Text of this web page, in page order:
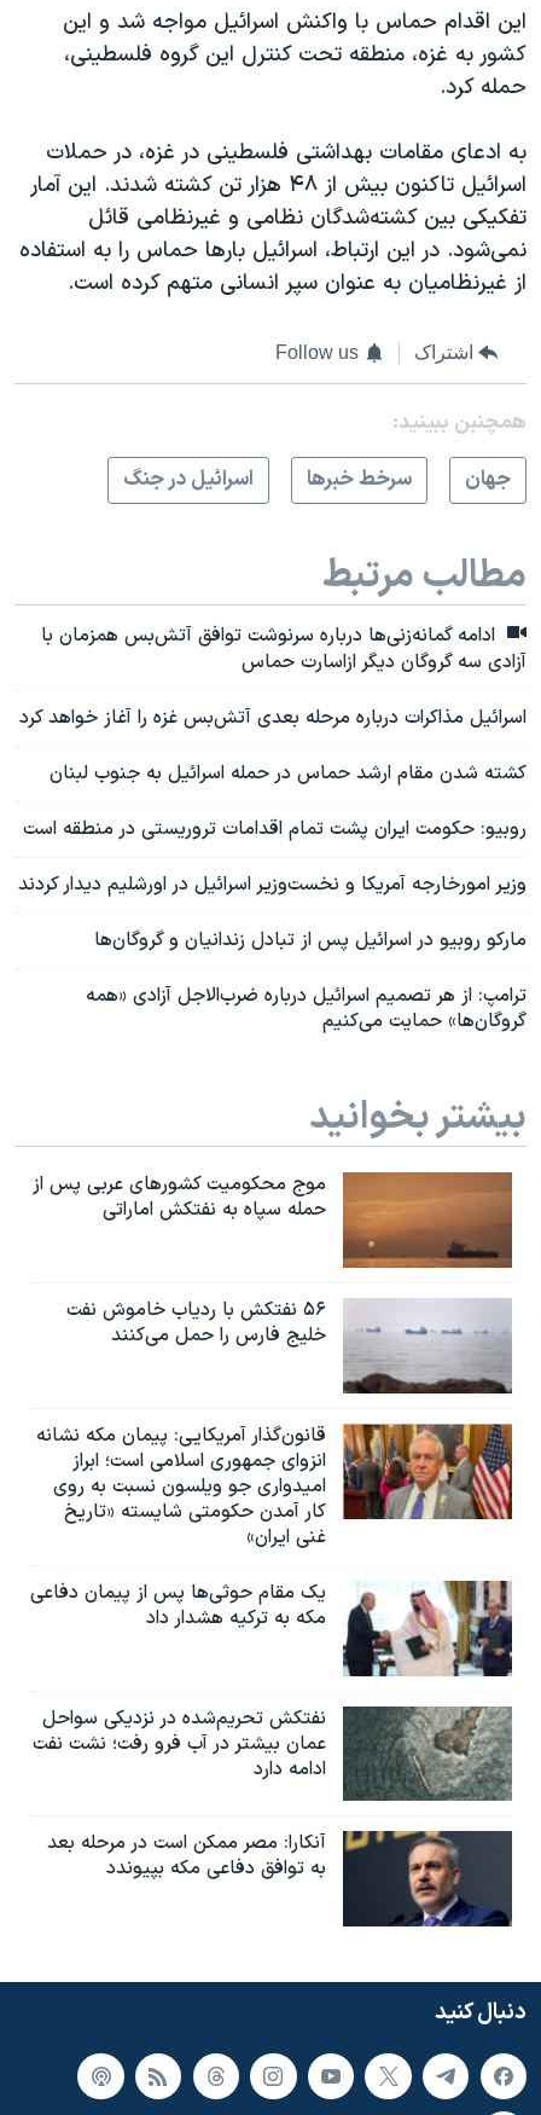
این اقدام حماس با واکنش اسرائیل مواجه شد و این
کشور به غزه، منطقه تحت کنترل این گروه فلسطینی،
حمله کرد.
به ادعای مقامات بهداشتی فلسطینی در غزه، در حملات
اسرائیل تاکنون بیش از ۴۸ هزار تن کشته شدند. این آمار
تفکیکی بین کشته‌شدگان نظامی و غیرنظامی قائل
نمی‌شود. در این ارتباط، اسرائیل بارها حماس را به استفاده
از غیرنظامیان به عنوان سپر انسانی متهم کرده است.
اشتراک Follow us
همچنبن ببینید:
جهان
سرخط خبرها اسرائیل در جنگ
مطالب مرتبط
ادامه گمانه‌زنی‌ها درباره سرنوشت توافق آتش‌بس همزمان با
آزادی سه گروگان دیگر ازاسارت حماس
اسرائیل مذاکرات درباره مرحله بعدی آتش‌بس غزه را آغاز خواهد کرد
کشته شدن مقام ارشد حماس در حمله اسرائیل به جنوب لبنان
روبیو: حکومت ایران پشت تمام اقدامات تروریستی در منطقه است
وزیر امورخارجه آمریکا و نخست‌وزیر اسرائیل در اورشلیم دیدار کردند
مارکو روبیو در اسرائیل پس از تبادل زندانیان و گروگان‌ها
ترامپ: از هر تصمیم اسرائیل درباره ضرب‌الاجل آزادی «همه
گروگان‌ها» حمایت می‌کنیم
بیشتر بخوانید
موج محکومیت کشورهای عربی پس از
حمله سپاه به نفتکش اماراتی
۵۶ نفتکش با ردیاب خاموش نفت
خلیج فارس را حمل می‌کنند
قانون‌گذار آمریکایی: پیمان مکه نشانه
انزوای جمهوری اسلامی است؛ ابراز
امیدواری جو ویلسون نسبت به روی
کار آمدن حکومتی شایسته «تاریخ
غنی ایران»
یک مقام حوثی‌ها پس از پیمان دفاعی
مکه به ترکیه هشدار داد
نفتکش تحریم‌شده در نزدیکی سواحل
عمان بیشتر در آب فرو رفت؛ نشت نفت
ادامه دارد
آنکارا: مصر ممکن است در مرحله بعد
به توافق دفاعی مکه بپیوندد
دنبال کنید